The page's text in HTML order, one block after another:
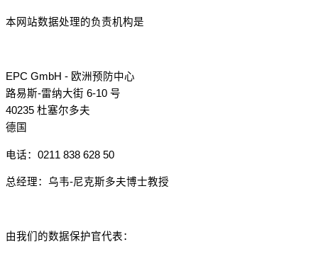
本网站数据处理的负责机构是
EPC GmbH - 欧洲预防中心
路易斯-雷纳大街 6-10 号
40235 杜塞尔多夫
德国
电话：0211 838 628 50
总经理：乌韦-尼克斯多夫博士教授
由我们的数据保护官代表：